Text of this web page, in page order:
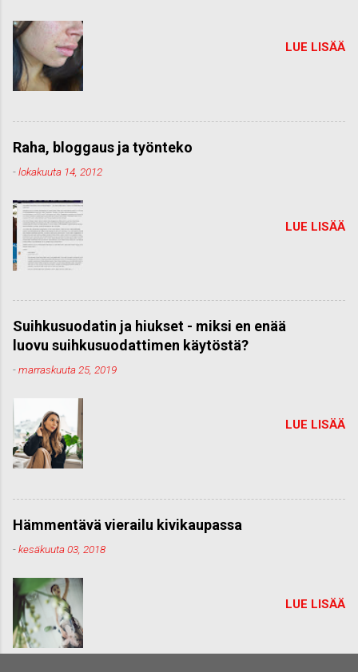
LUE LISÄÄ
Raha, bloggaus ja työnteko
-lokakuuta 14, 2012
LUE LISÄÄ
Suihkusuodatin ja hiukset - miksi en enää
luovu suihkusuodattimen käytöstä?
-marraskuuta 25, 2019
LUE LISÄÄ
Hämmentävä vierailu kivikaupassa
-kesäkuuta 03, 2018
LUE LISÄÄ